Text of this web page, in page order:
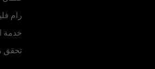
رام
خدمة
تحقق